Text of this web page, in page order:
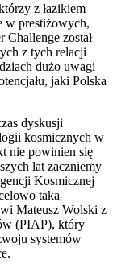
z łazikiem
w prestiżowych,
został
z tych relacji
dużo uwagi
jaki Polska
dyskusji
kosmicznych w
nie powinien się
lat zaczniemy
Kosmicznej
taka
Mateusz Wolski z
(PIAP), który
systemów